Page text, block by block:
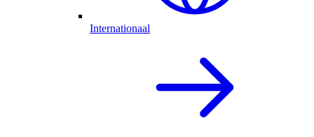
Internationaal